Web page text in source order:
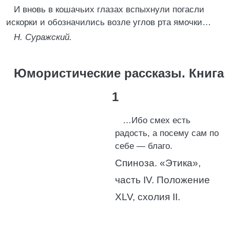
И вновь в кошачьих глазах вспыхнули погасли
искорки и обозначились возле углов рта ямочки…
Н. Суражский.
Юмористические рассказы. Книга
1
…Ибо смех есть
радость, а посему сам по
себе — благо.
Спиноза. «Этика»,
часть IV. Положение
XLV, схолия II.